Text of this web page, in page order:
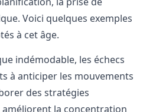
Voici quelques exemples
à cet âge.
indémodable, les échecs
à anticiper les mouvements
des stratégies
améliorent la concentration